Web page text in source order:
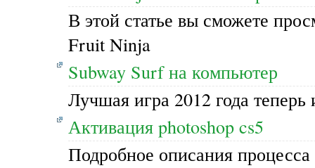
В этой статье вы сможете
Fruit Ninja
Subway Surf на компьютер
Лучшая игра 2012 года
Активация photoshop cs5
Подробное описания